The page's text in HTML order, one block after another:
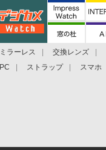
ミラーレス 交換レンズ
PC
ストラップ スマホ